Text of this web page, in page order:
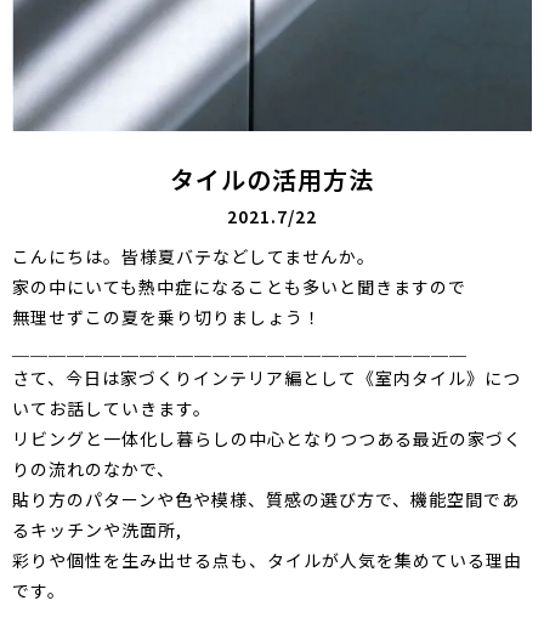
タイルの活用方法
2021.7/22
こんにちは。皆様夏バテなどしてませんか。
家の中にいても熱中症になることも多いと聞きますので
無理せずこの夏を乗り切りましょう！
さて、今日は家づくりインテリア編として《室内タイル》につ
いてお話していきます。
リビングと一体化し暮らしの中心となりつつある最近の家づく
りの流れのなかで、
貼り方のパターンや色や模様、質感の選び方で、機能空間であ
るキッチンや洗面所,
彩りや個性を生み出せる点も、タイルが人気を集めている理由
です。